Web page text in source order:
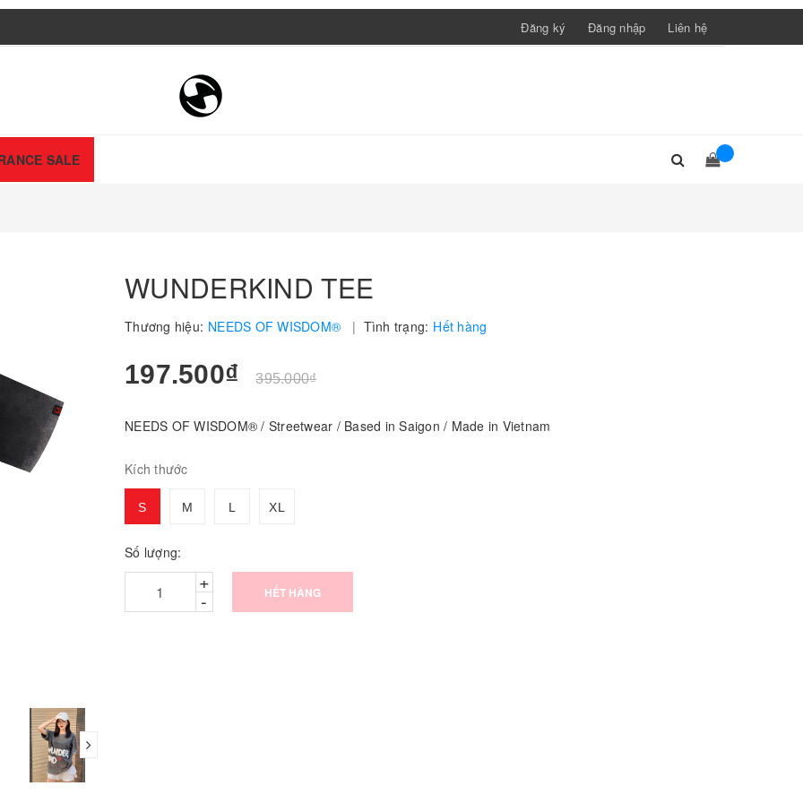
Đăng ký Đăng nhập Liên hệ
SALE
WUNDERKIND TEE
Thương hiệu: NEEDS OF WISDOM® | Tình trạng: Hết hàng
197.500₫ 395.000₫
NEEDS OF WISDOM® / Streetwear / Based in Saigon / Made in Vietnam
Kích thước
S M L XL
Số lượng:
+
- HẾT HÀNG